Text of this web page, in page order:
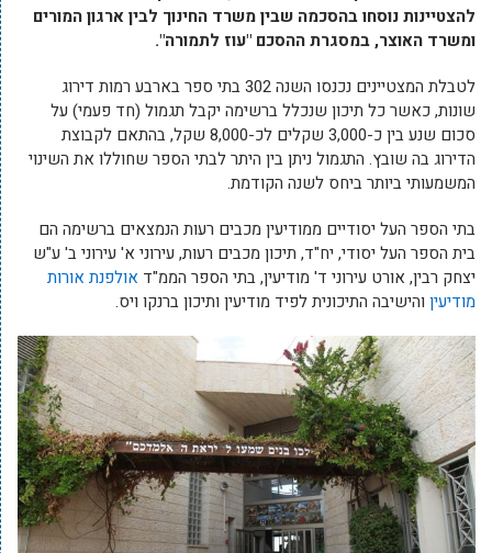
להצטיינות נוסחו בהסכמה שבין משרד החינוך לבין ארגון המורים
ומשרד האוצר, במסגרת ההסכם "עוז לתמורה".
לטבלת המצטיינים נכנסו השנה 302 בתי ספר בארבע רמות דירוג
שונות, כאשר כל תיכון שנכלל ברשימה יקבל תגמול (חד פעמי) על
סכום שנע בין כ-3,000 שקלים לכ-8,000 שקל, בהתאם לקבוצת
הדירוג בה שובץ. התגמול ניתן בין היתר לבתי הספר שחוללו את השינוי
המשמעותי ביותר ביחס לשנה הקודמת.
בתי הספר העל יסודיים ממודיעין מכבים רעות הנמצאים ברשימה הם
בית הספר העל יסודי, יח"ד, תיכון מכבים רעות, עירוני א' עירוני ב' ע"ש
יצחק רבין, אורט עירוני ד' מודיעין, בתי הספר הממ"ד אולפנת אורות
מודיעין והישיבה התיכונית לפיד מודיעין ותיכון ברנקו ויס.